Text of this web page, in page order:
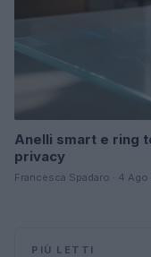
Anelli smart e ring
privacy
Francesca Spadaro · 4
PIÙ LETTI